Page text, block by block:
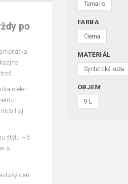
po
nielen
aj
štýlu – či
a
deň.
Tamaris
FARBA
Čierna
MATERIÁL
Syntetická koža
OBJEM
9 L